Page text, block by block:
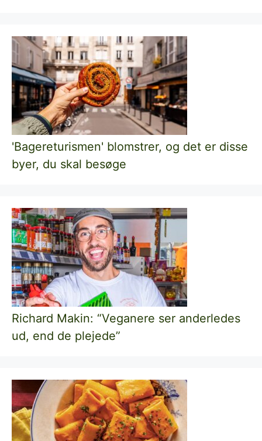
'Bagereturismen' blomstrer, og det er disse
byer, du skal besøge
Richard Makin: “Veganere ser anderledes
ud, end de plejede”